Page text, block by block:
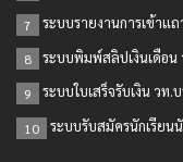
7 ระบบรายงานการเข้าแถ
8 ระบบพิมพ์สลิปเงินเดือน
9 ระบบใบเสร็จรับเงิน วท.บ
10 ระบบรับสมัครนักเรียน